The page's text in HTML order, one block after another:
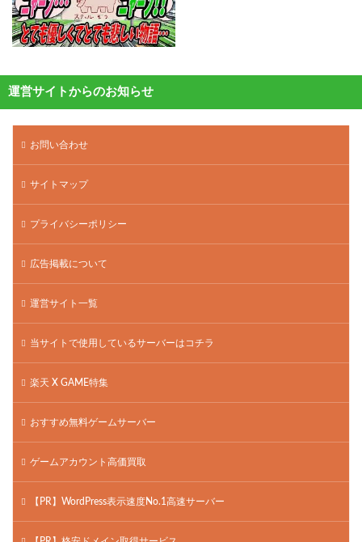
運営サイトからのお知らせ
お問い合わせ
サイトマップ
プライバシーポリシー
広告掲載について
運営サイト一覧
当サイトで使用しているサーバーはコチラ
楽天 X GAME特集
おすすめ無料ゲームサーバー
ゲームアカウント高価買取
【PR】WordPress表示速度No.1高速サーバー